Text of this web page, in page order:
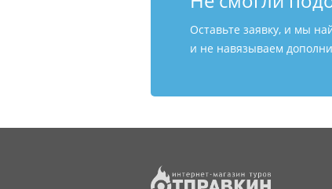
Оставьте заявку, и мы
и не навязываем